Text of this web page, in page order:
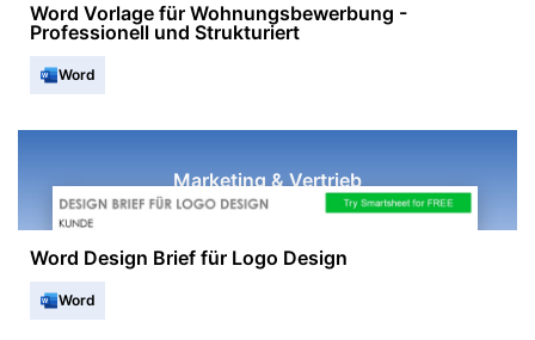
Word Vorlage für Wohnungsbewerbung -
Professionell und Strukturiert
Word
Marketing & Vertrieb
Word Design Brief für Logo Design
Word